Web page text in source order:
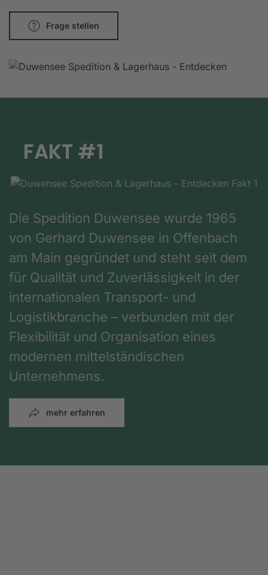
Frage stellen
FAKT #1
Die Spedition Duwensee wurde 1965
von Gerhard Duwensee in Offenbach
am Main gegründet und steht seit dem
für Qualität und Zuverlässigkeit in der
internationalen Transport- und
Logistikbranche – verbunden mit der
Flexibilität und Organisation eines
modernen mittelständischen
Unternehmens.
mehr erfahren